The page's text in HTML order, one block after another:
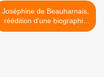
Joséphine de Beauharnais,
réédition d'une biographie
de Sainte-Croix de la